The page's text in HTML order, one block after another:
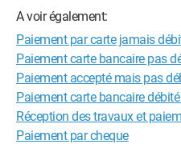
A voir également:
Paiement par carte jamais
Paiement carte bancaire pas
Paiement accepté mais pas
Paiement carte bancaire
Réception des travaux et
Paiement par cheque